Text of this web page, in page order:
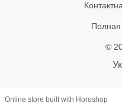
Полная
©
Online store built with Horoshop